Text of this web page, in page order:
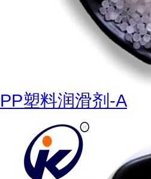
PP塑料润滑剂-A